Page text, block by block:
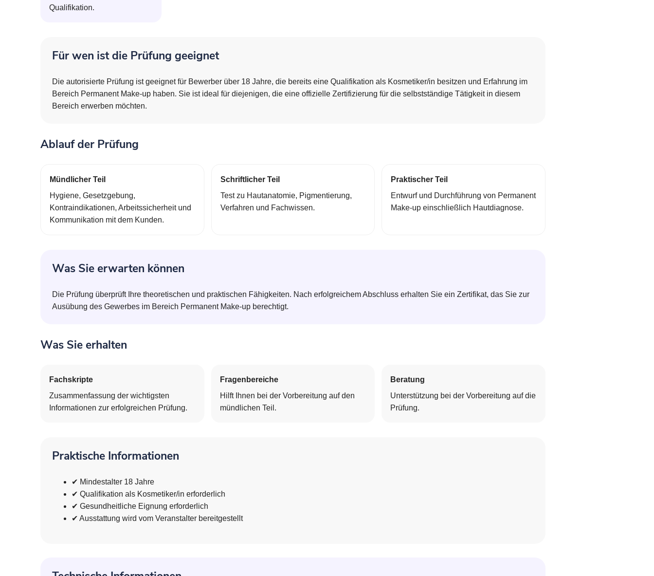
Qualifikation.
Für wen ist die Prüfung geeignet
Die autorisierte Prüfung ist geeignet für Bewerber über 18 Jahre, die bereits eine Qualifikation als Kosmetiker/in besitzen und Erfahrung im
Bereich Permanent Make-up haben. Sie ist ideal für diejenigen, die eine offizielle Zertifizierung für die selbstständige Tätigkeit in diesem
Bereich erwerben möchten.
Ablauf der Prüfung
Mündlicher Teil
Hygiene, Gesetzgebung,
Kontraindikationen, Arbeitssicherheit und
Kommunikation mit dem Kunden.
Schriftlicher Teil
Test zu Hautanatomie, Pigmentierung,
Verfahren und Fachwissen.
Praktischer Teil
Entwurf und Durchführung von Permanent
Make-up einschließlich Hautdiagnose.
Was Sie erwarten können
Die Prüfung überprüft Ihre theoretischen und praktischen Fähigkeiten. Nach erfolgreichem Abschluss erhalten Sie ein Zertifikat, das Sie zur
Ausübung des Gewerbes im Bereich Permanent Make-up berechtigt.
Was Sie erhalten
Fachskripte
Zusammenfassung der wichtigsten
Informationen zur erfolgreichen Prüfung.
Fragenbereiche
Hilft Ihnen bei der Vorbereitung auf den
mündlichen Teil.
Beratung
Unterstützung bei der Vorbereitung auf die
Prüfung.
Praktische Informationen
✔ Mindestalter 18 Jahre
✔ Qualifikation als Kosmetiker/in erforderlich
✔ Gesundheitliche Eignung erforderlich
✔ Ausstattung wird vom Veranstalter bereitgestellt